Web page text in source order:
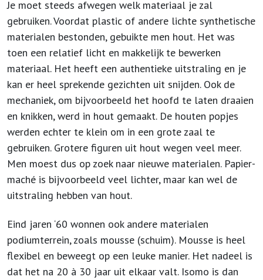
Je moet steeds afwegen welk materiaal je zal
gebruiken. Voordat plastic of andere lichte synthetische
materialen bestonden, gebuikte men hout. Het was
toen een relatief licht en makkelijk te bewerken
materiaal. Het heeft een authentieke uitstraling en je
kan er heel sprekende gezichten uit snijden. Ook de
mechaniek, om bijvoorbeeld het hoofd te laten draaien
en knikken, werd in hout gemaakt. De houten popjes
werden echter te klein om in een grote zaal te
gebruiken. Grotere figuren uit hout wegen veel meer.
Men moest dus op zoek naar nieuwe materialen. Papier-
maché is bijvoorbeeld veel lichter, maar kan wel de
uitstraling hebben van hout.
Eind jaren ‘60 wonnen ook andere materialen
podiumterrein, zoals mousse (schuim). Mousse is heel
flexibel en beweegt op een leuke manier. Het nadeel is
dat het na 20 à 30 jaar uit elkaar valt. Isomo is dan